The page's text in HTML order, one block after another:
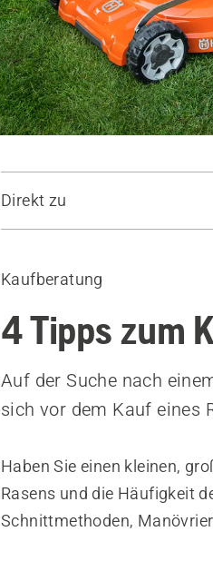
Direkt zu
Leitfaden
Kaufberatung
4 Tipps zum
Auf der Suche nach
sich vor dem Kauf eines
Haben Sie einen kleinen,
Rasens und die Häufigkeit
Schnittmethoden,